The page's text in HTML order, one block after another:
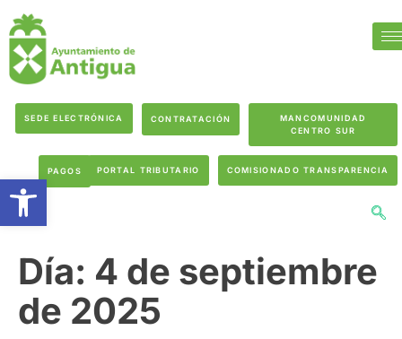
SEDE ELECTRÓNICA CONTRATACIÓN
MANCOMUNIDAD
CENTRO SUR
PAGOS PORTAL TRIBUTARIO COMISIONADO TRANSPARENCIA
Día: 4 de septiembre
de 2025
Abrir barra de herramientas